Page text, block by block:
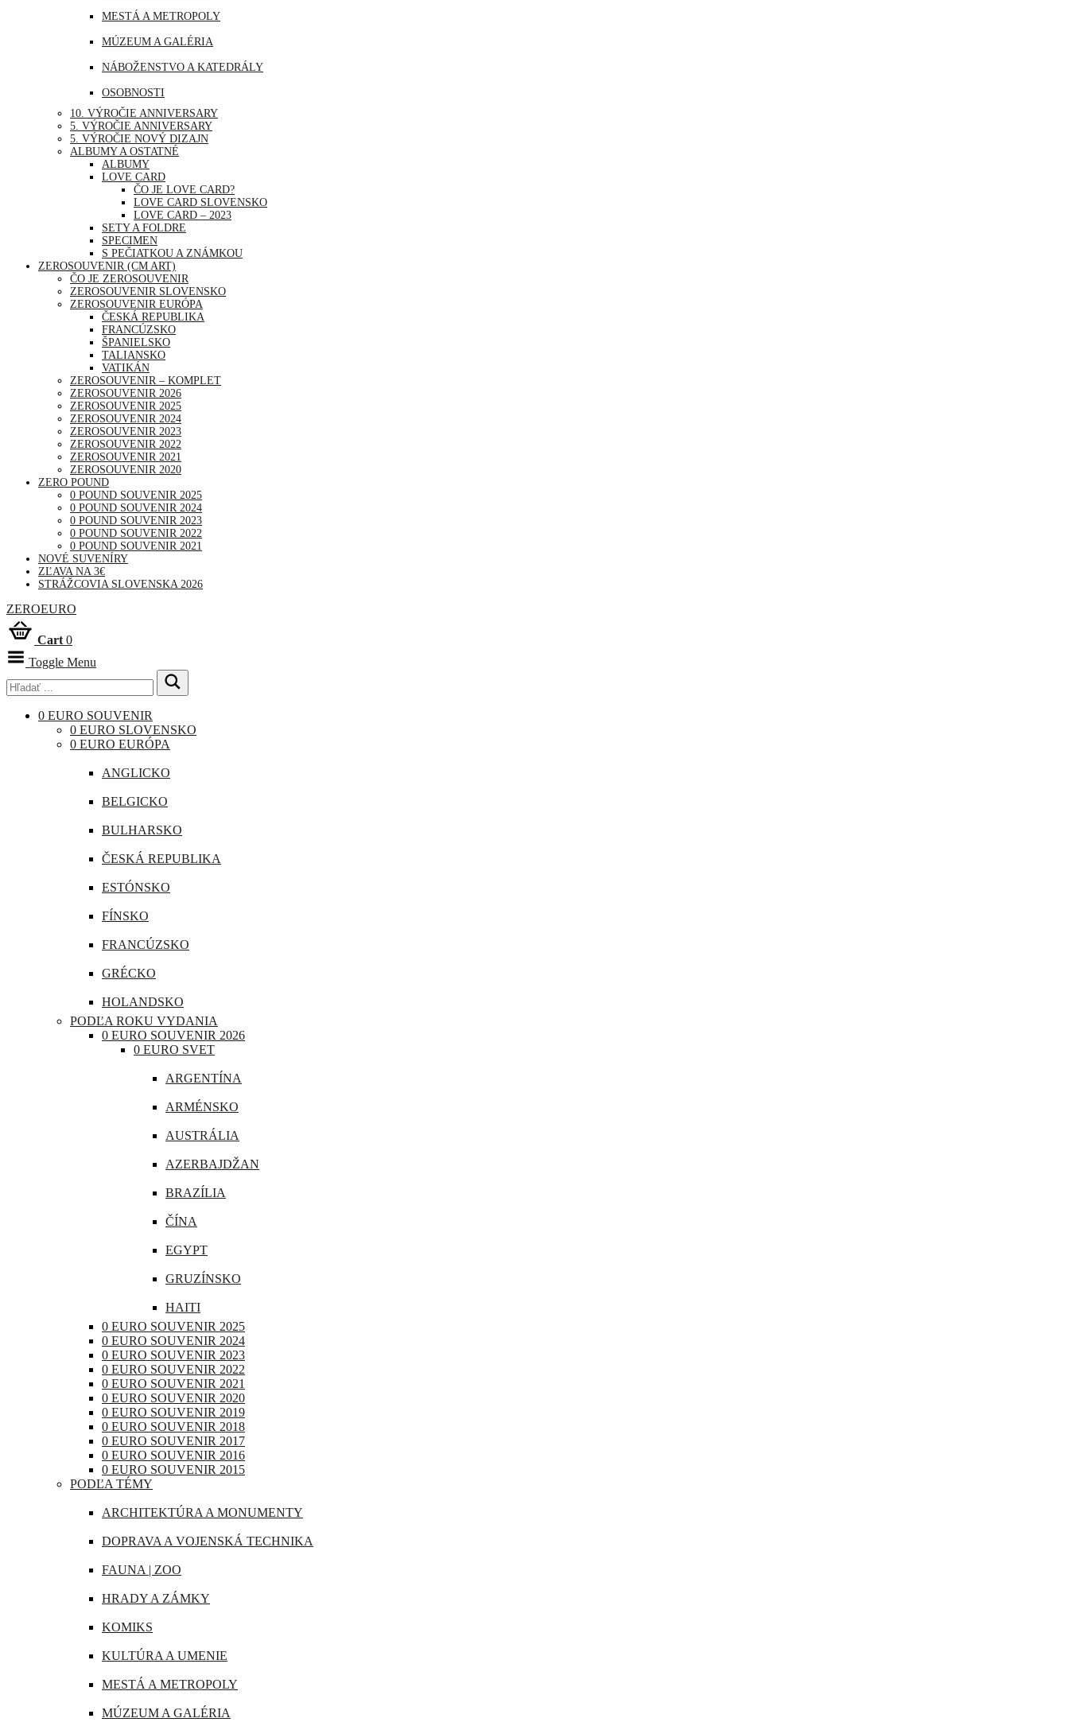
SAUDSKÁ ARÁBIA
THAJSKO
TURECKO
MESTÁ A METROPOLY
MÚZEUM A GALÉRIA
NÁBOŽENSTVO A KATEDRÁLY
OSOBNOSTI
PRÍRODA
ŠPORT
UDALOSTI A VÝROČIA
VOĽNÝ ČAS | ZÁBAVA A RELAX
10. VÝROČIE ANNIVERSARY
5. VÝROČIE ANNIVERSARY
5. VÝROČIE NOVÝ DIZAJN
ALBUMY A OSTATNÉ
ALBUMY
LOVE CARD
ČO JE LOVE CARD?
LOVE CARD SLOVENSKO
LOVE CARD – 2023
SETY A FOLDRE
SPECIMEN
S PEČIATKOU A ZNÁMKOU
ZEROSOUVENIR (CM ART)
ČO JE ZEROSOUVENIR
ZEROSOUVENIR SLOVENSKO
ZEROSOUVENIR EURÓPA
ČESKÁ REPUBLIKA
FRANCÚZSKO
ŠPANIELSKO
TALIANSKO
VATIKÁN
ZEROSOUVENIR – KOMPLET
ZEROSOUVENIR 2026
ZEROSOUVENIR 2025
ZEROSOUVENIR 2024
ZEROSOUVENIR 2023
ZEROSOUVENIR 2022
ZEROSOUVENIR 2021
ZEROSOUVENIR 2020
ZERO POUND
0 POUND SOUVENIR 2025
0 POUND SOUVENIR 2024
0 POUND SOUVENIR 2023
0 POUND SOUVENIR 2022
0 POUND SOUVENIR 2021
NOVÉ SUVENÍRY
ZĽAVA NA 3€
STRÁŽCOVIA SLOVENSKA 2026
ZEROEURO
Cart 0
Toggle Menu
0 EURO SOUVENIR
0 EURO SLOVENSKO
0 EURO EURÓPA
ANGLICKO
BELGICKO
BULHARSKO
ČESKÁ REPUBLIKA
ESTÓNSKO
FÍNSKO
FRANCÚZSKO
GRÉCKO
HOLANDSKO
CHORVÁTSKO
ÍRSKO
LOTYŠSKO
LUXEMBURSKO
MAĎARSKO
NEMECKO
PORTUGALSKO
RAKÚSKO
RUMUNSKO
RUSKO
SAN MARÍNO
SLOVINSKO
ŠPANIELSKO
ŠVAJČIARSKO
ŠVÉDSKO
TALIANSKO
VATIKÁN
PODĽA ROKU VYDANIA
0 EURO SOUVENIR 2026
0 EURO SVET
ARGENTÍNA
ARMÉNSKO
AUSTRÁLIA
AZERBAJDŽAN
BRAZÍLIA
ČÍNA
EGYPT
GRUZÍNSKO
HAITI
INDIA
INDONÉZIA
IRAK
JAPONSKO
KANADA
KATAR
KUBA
LIBANON
MAROKO
MAURÍCIUS
MJANMARSKO
OMÁN
PERU
0 EURO SOUVENIR 2025
0 EURO SOUVENIR 2024
0 EURO SOUVENIR 2023
0 EURO SOUVENIR 2022
0 EURO SOUVENIR 2021
0 EURO SOUVENIR 2020
0 EURO SOUVENIR 2019
0 EURO SOUVENIR 2018
0 EURO SOUVENIR 2017
0 EURO SOUVENIR 2016
0 EURO SOUVENIR 2015
PODĽA TÉMY
ARCHITEKTÚRA A MONUMENTY
DOPRAVA A VOJENSKÁ TECHNIKA
FAUNA | ZOO
HRADY A ZÁMKY
KOMIKS
KULTÚRA A UMENIE
MESTÁ A METROPOLY
MÚZEUM A GALÉRIA